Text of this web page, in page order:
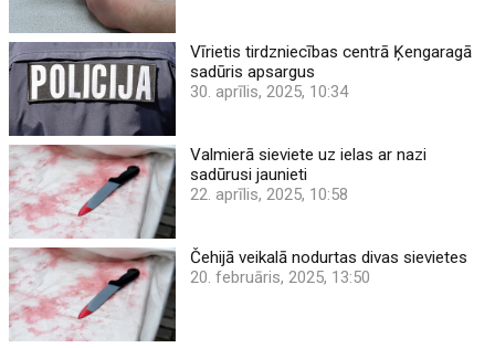
Vīrietis tirdzniecības centrā Ķengaragā
sadūris apsargus
30. aprīlis, 2025, 10:34
Valmierā sieviete uz ielas ar nazi
sadūrusi jaunieti
22. aprīlis, 2025, 10:58
Čehijā veikalā nodurtas divas sievietes
20. februāris, 2025, 13:50